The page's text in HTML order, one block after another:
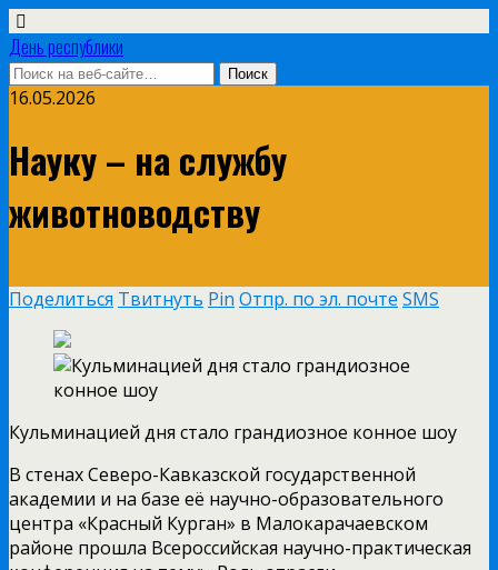
День республики
16.05.2026
Науку – на службу
животноводству
Поделиться Твитнуть Pin Отпр. по эл. почте SMS
Кульминацией дня стало грандиозное конное шоу
В стенах Северо-Кавказской государственной
академии и на базе её научно-образовательного
центра «Красный Курган» в Малокарачаевском
районе прошла Всероссийская научно-практическая